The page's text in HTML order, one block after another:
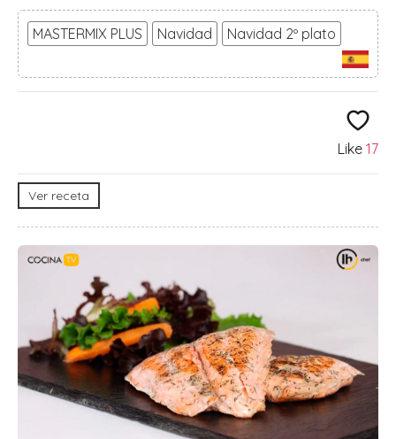
MASTERMIX PLUS Navidad Navidad 2º plato
Like 17
Ver receta